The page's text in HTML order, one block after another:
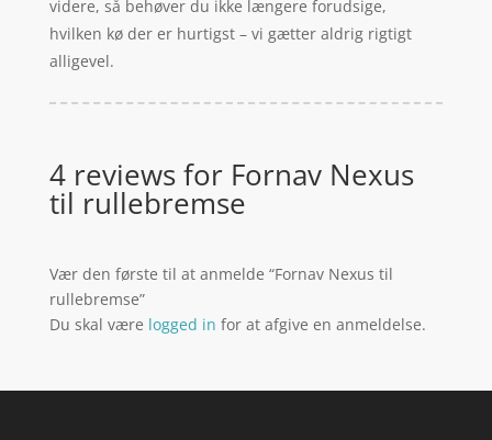
videre, så behøver du ikke længere forudsige,
hvilken kø der er hurtigst – vi gætter aldrig rigtigt
alligevel.
4 reviews for Fornav Nexus
til rullebremse
Vær den første til at anmelde “Fornav Nexus til
rullebremse”
Du skal være logged in for at afgive en anmeldelse.